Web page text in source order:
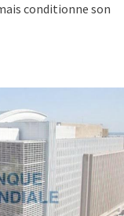
conditionne son